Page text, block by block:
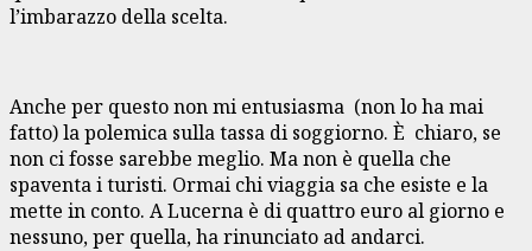
l’imbarazzo della scelta.
Anche per questo non mi entusiasma (non lo ha mai
fatto) la polemica sulla tassa di soggiorno. È chiaro, se
non ci fosse sarebbe meglio. Ma non è quella che
spaventa i turisti. Ormai chi viaggia sa che esiste e la
mette in conto. A Lucerna è di quattro euro al giorno e
nessuno, per quella, ha rinunciato ad andarci.